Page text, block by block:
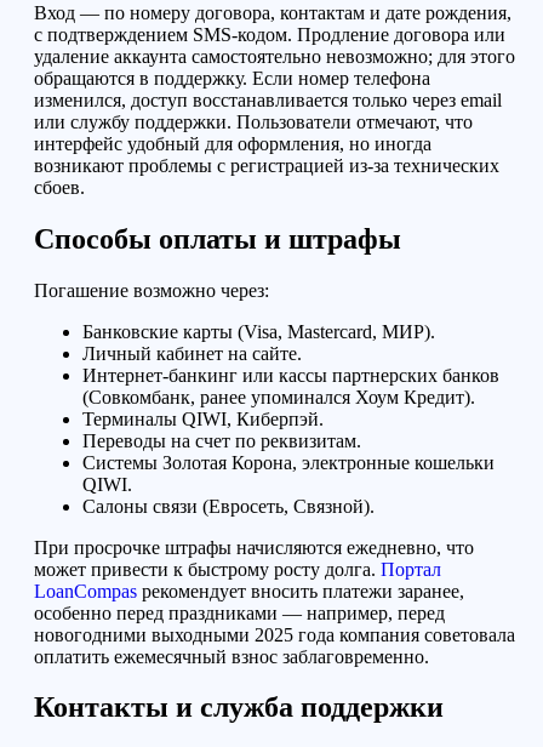
Вход — по номеру договора, контактам и дате рождения,
с подтверждением SMS-кодом. Продление договора или
удаление аккаунта самостоятельно невозможно; для этого
обращаются в поддержку. Если номер телефона
изменился, доступ восстанавливается только через email
или службу поддержки. Пользователи отмечают, что
интерфейс удобный для оформления, но иногда
возникают проблемы с регистрацией из-за технических
сбоев.
Способы оплаты и штрафы
Погашение возможно через:
Банковские карты (Visa, Mastercard, МИР).
Личный кабинет на сайте.
Интернет-банкинг или кассы партнерских банков
(Совкомбанк, ранее упоминался Хоум Кредит).
Терминалы QIWI, Киберпэй.
Переводы на счет по реквизитам.
Системы Золотая Корона, электронные кошельки
QIWI.
Салоны связи (Евросеть, Связной).
При просрочке штрафы начисляются ежедневно, что
может привести к быстрому росту долга. Портал
LoanCompas рекомендует вносить платежи заранее,
особенно перед праздниками — например, перед
новогодними выходными 2025 года компания советовала
оплатить ежемесячный взнос заблаговременно.
Контакты и служба поддержки